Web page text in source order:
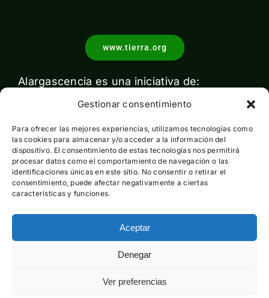
Gestionar consentimiento
Para ofrecer las mejores experiencias, utilizamos tecnologías como
las cookies para almacenar y/o acceder a la información del
dispositivo. El consentimiento de estas tecnologías nos permitirá
procesar datos como el comportamiento de navegación o las
identificaciones únicas en este sitio. No consentir o retirar el
consentimiento, puede afectar negativamente a ciertas
características y funciones.
Aceptar
Denegar
Ver preferencias
www.tierra.org
Alargascencia es una iniciativa de:
Con el apoyo de:
Esta actividad ha sido financiada por el Ministerio para la